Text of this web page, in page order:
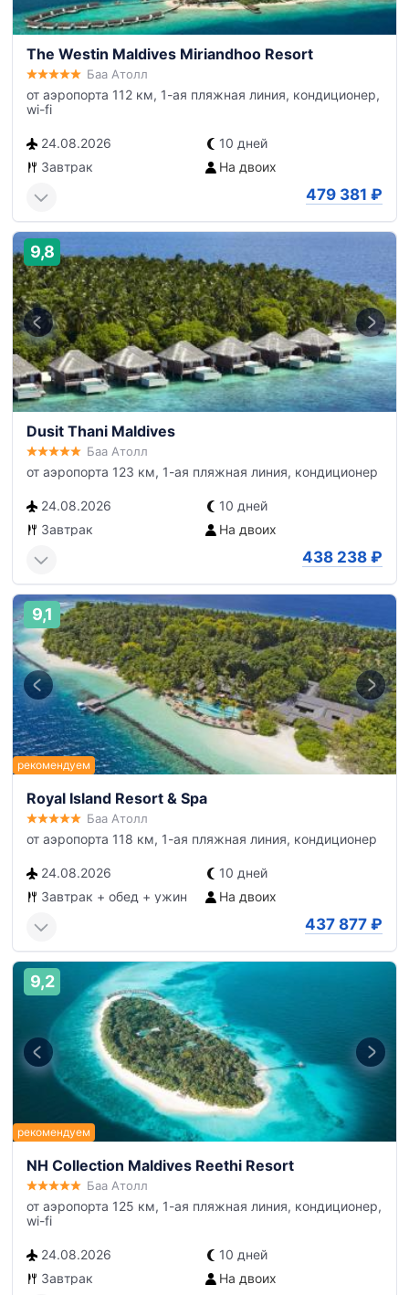
The Westin Maldives Miriandhoo Resort
Баа Атолл
от аэропорта 112 км, 1-ая пляжная линия, кондиционер,
wi-fi
24.08.2026
10 дней
Завтрак
На двоих
479 381 ₽
9,8
Dusit Thani Maldives
Баа Атолл
от аэропорта 123 км, 1-ая пляжная линия, кондиционер
24.08.2026
10 дней
Завтрак
На двоих
438 238 ₽
9,1
Royal Island Resort & Spa
Баа Атолл
от аэропорта 118 км, 1-ая пляжная линия, кондиционер
24.08.2026
10 дней
Завтрак + обед + ужин
На двоих
437 877 ₽
9,2
NH Collection Maldives Reethi Resort
Баа Атолл
от аэропорта 125 км, 1-ая пляжная линия, кондиционер,
wi-fi
24.08.2026
10 дней
Завтрак
На двоих